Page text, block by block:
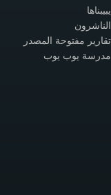
يبيبناها
الناشرون
تقارير مفتوحة المصدر
مدرسة يوب يوب